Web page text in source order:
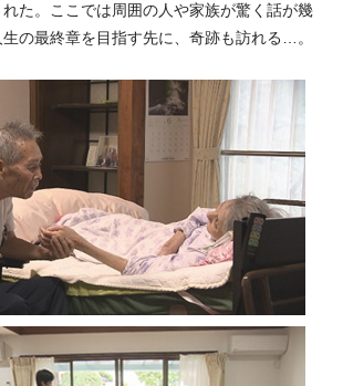
た。ここでは周囲の人や家族が驚く話が幾
の最終章を目指す先に、奇跡も訪れる…。